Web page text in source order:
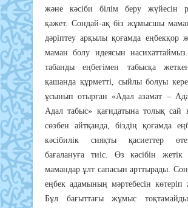
және кәсіби білім беру жүйесін
қажет. Сондай-ақ біз жұмысшы
дәріптеу арқылы қоғамда еңбекқор
маман болу идеясын
табанды еңбегімен табысқа
қашанда құрметті, сыйлы болуы
ұсынып отырған «Адал азамат –
Адал табыс» қағидатына толық сай
сөзбен айтқанда, біздің қоғамда
кәсібилік сияқты қасиеттер
бағалануға тиіс. Өз кәсібін жетік
мамандар ұлт сапасын арттырады.
еңбек адамының мәртебесін
Бұл бағыттағы жұмыс